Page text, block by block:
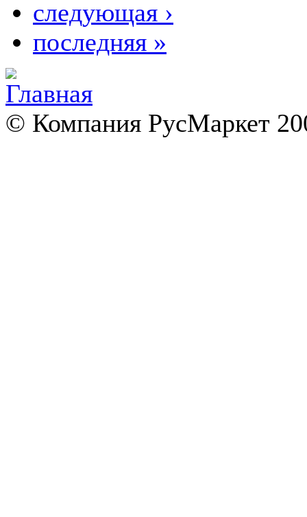
следующая ›
последняя »
© Компания РусМаркет